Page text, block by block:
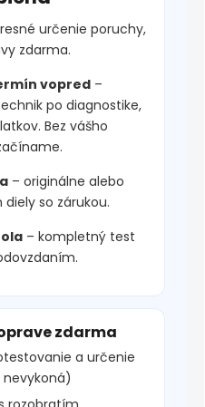
určenie poruchy,
zdarma.
vopred –
po diagnostike,
Bez vášho
– originálne alebo
so zárukou.
– kompletný test
zdarma
a určenie